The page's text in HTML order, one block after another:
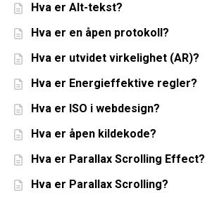
Hva er Alt-tekst?
Hva er en åpen protokoll?
Hva er utvidet virkelighet (AR)?
Hva er Energieffektive regler?
Hva er ISO i webdesign?
Hva er åpen kildekode?
Hva er Parallax Scrolling Effect?
Hva er Parallax Scrolling?